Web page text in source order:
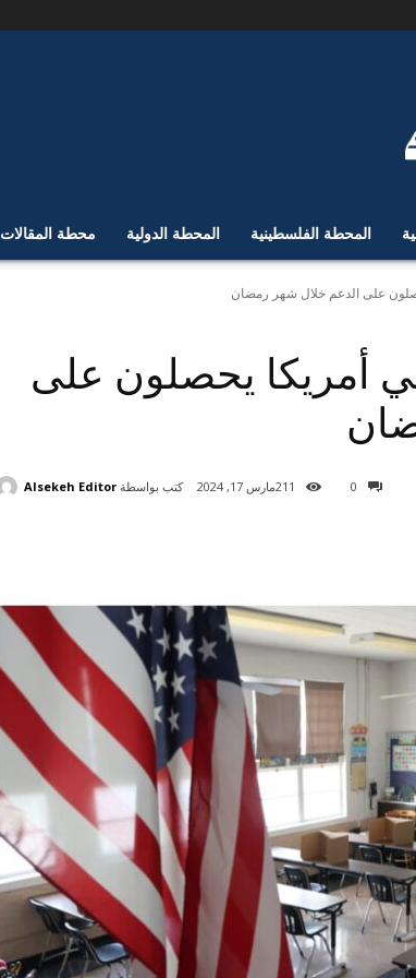
المحطة الفلسطينية المحطة الدولية محطة المقالات
على الدعم خلال شهر رمضان
أمريكا يحصلون على
0
211مارس 17, 2024 كتب بواسطة Alsekeh Editor